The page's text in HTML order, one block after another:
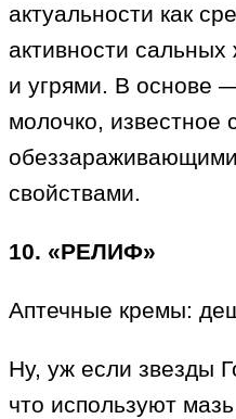
актуальности как
активности
и угрями. В основе
молочко, известное
свойствами.
10. «РЕЛИФ»
Аптечные кремы:
Ну, уж если звезды
что используют